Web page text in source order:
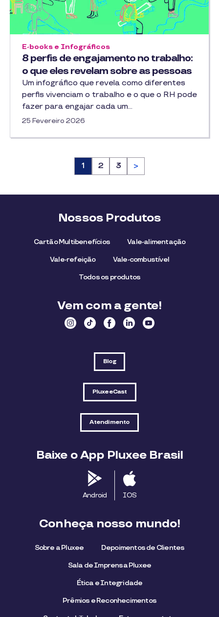
8 perfis de engajamento no trabalho:
o que eles revelam sobre as pessoas
E-books e Infográficos
Um infográfico que revela como diferentes
perfis vivenciam o trabalho e o que o RH pode
fazer para engajar cada um…
25 Fevereiro 2026
Página
1 Página
2 Página
3 >
Nossos Produtos
Cartão Multibenefícios Vale-alimentação
Vale-refeição Vale-combustível
Todos os produtos
Vem com a gente!
Blog
PluxeeCast
Atendimento
Baixe o App Pluxee Brasil
Android IOS
Conheça nosso mundo!
Sobre a Pluxee Depoimentos de Clientes
Sala de Imprensa Pluxee
Ética e Integridade
Prêmios e Reconhecimentos